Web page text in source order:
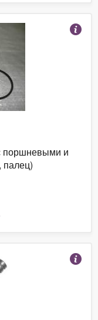
поршневыми и
палец)